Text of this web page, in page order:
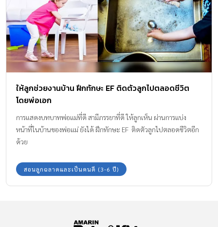
ให้ลูกช่วยงานบ้าน ฝึกทักษะ EF ติดตัวลูกไปตลอดชีวิต
โดยพ่อเอก
การแสดงบทบาทพ่อแม่ที่ดี สามีภรรยาที่ดี ให้ลูกเห็น ผ่านการแบ่ง
หน้าที่ในบ้านของพ่อแม่ ยังได้ ฝึกทักษะ EF ติดตัวลูกไปตลอดชีวิตอีก
ด้วย
สอนลูกฉลาดและเป็นคนดี (3-6 ปี)